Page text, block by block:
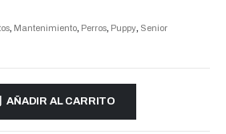
, Mantenimiento, Perros, Puppy, Senior
AÑADIR AL CARRITO